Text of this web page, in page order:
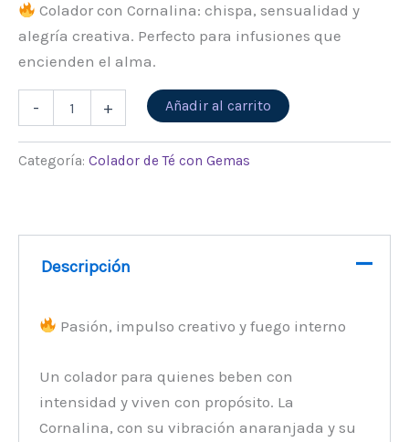
Colador con Cornalina: chispa, sensualidad y
alegría creativa. Perfecto para infusiones que
encienden el alma.
- + Añadir al carrito
Categoría: Colador de Té con Gemas
Descripción
Pasión, impulso creativo y fuego interno
Un colador para quienes beben con
intensidad y viven con propósito. La
Cornalina, con su vibración anaranjada y su